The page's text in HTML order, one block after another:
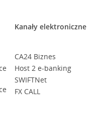
Kanały elektroniczne
CA24 Biznes
Host 2 e-banking
SWIFTNet
FX CALL